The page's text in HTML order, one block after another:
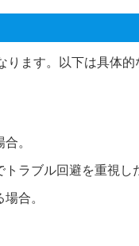
ます。以下は具体的
。
ラブル回避を重視し
合。